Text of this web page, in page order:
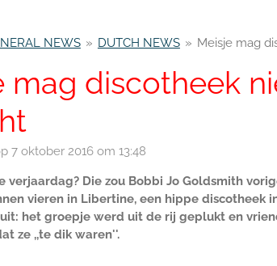
NEWS » DUTCH NEWS » Meisje mag
mag discotheek
7 oktober 2016 om 13:48
verjaardag? Die zou Bobbi Jo Goldsmith
vieren in Libertine, een hippe discotheek
uit: het groepje werd uit de rij geplukt en
ze ,,te dik waren''.